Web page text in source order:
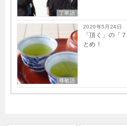
丁寧語
尊敬語
2020年5月24日
「頂く」の「
とめ！